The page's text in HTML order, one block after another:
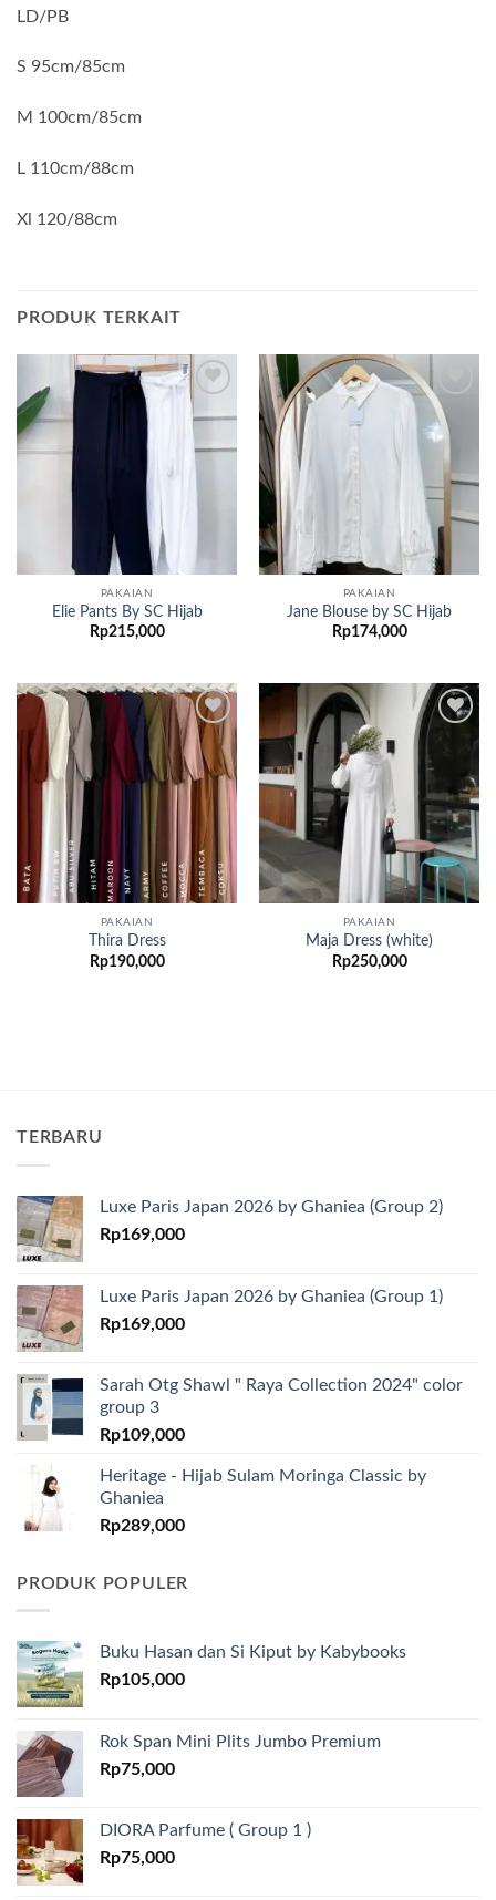
LD/PB
S 95cm/85cm
M 100cm/85cm
L 110cm/88cm
Xl 120/88cm
PRODUK TERKAIT
Add to
wishlist
PAKAIAN
Elie Pants By SC Hijab
Rp215,000
Add to
wishlist
PAKAIAN
Jane Blouse by SC Hijab
Rp174,000
Add to
wishlist
PAKAIAN
Thira Dress
Rp190,000
PAKAIAN
Maja Dress (white)
Rp250,000
TERBARU
Luxe Paris Japan 2026 by Ghaniea (Group 2)
Rp169,000
Luxe Paris Japan 2026 by Ghaniea (Group 1)
Rp169,000
Sarah Otg Shawl " Raya Collection 2024" color
group 3
Rp109,000
Heritage - Hijab Sulam Moringa Classic by
Ghaniea
Rp289,000
PRODUK POPULER
Buku Hasan dan Si Kiput by Kabybooks
Rp105,000
Rok Span Mini Plits Jumbo Premium
Rp75,000
DIORA Parfume ( Group 1 )
Rp75,000